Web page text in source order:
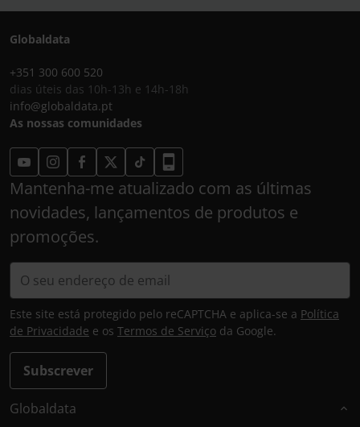
Globaldata
+351 300 600 520
dias úteis das 10h-13h e 14h-18h
info@globaldata.pt
As nossas comunidades
Mantenha-me atualizado com as últimas
novidades, lançamentos de produtos e
promoções.
Subscrever
Este site está protegido pelo reCAPTCHA e aplica-se a Política
de Privacidade e os Termos de Serviço da Google.
Globaldata